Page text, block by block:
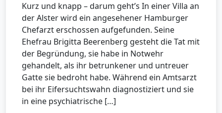
Kurz und knapp – darum geht’s In einer Villa an
der Alster wird ein angesehener Hamburger
Chefarzt erschossen aufgefunden. Seine
Ehefrau Brigitta Beerenberg gesteht die Tat mit
der Begründung, sie habe in Notwehr
gehandelt, als ihr betrunkener und untreuer
Gatte sie bedroht habe. Während ein Amtsarzt
bei ihr Eifersuchtswahn diagnostiziert und sie
in eine psychiatrische […]